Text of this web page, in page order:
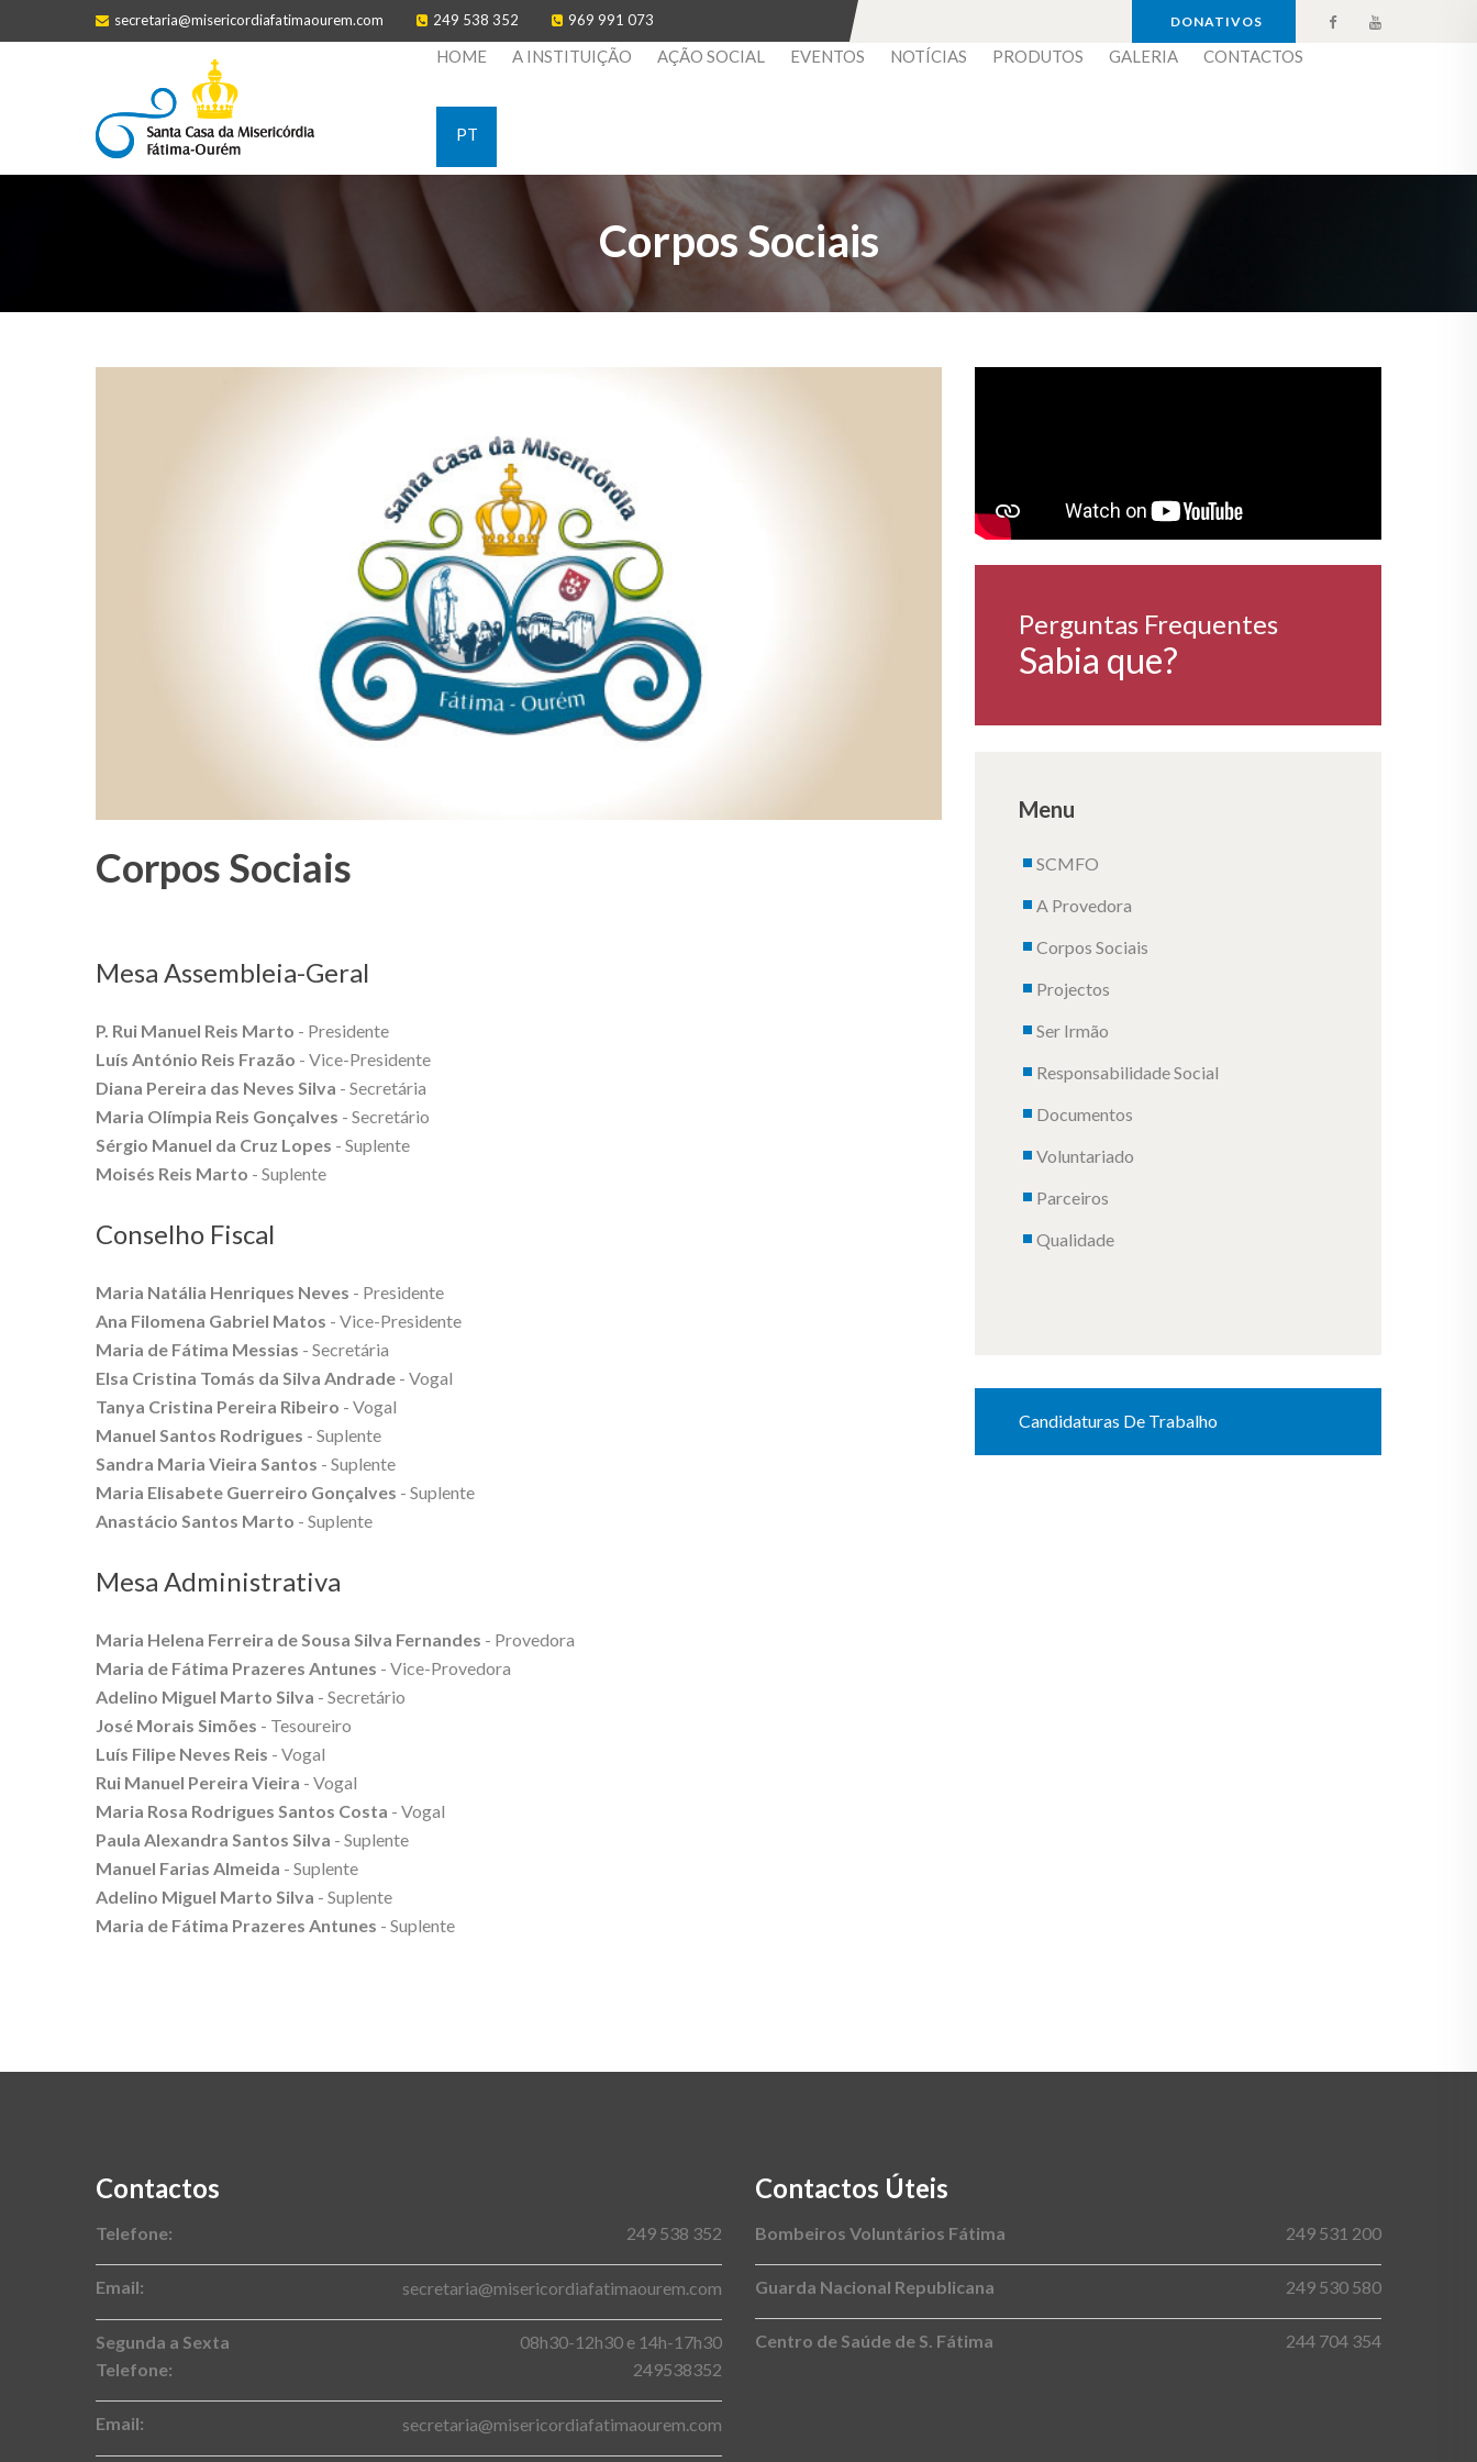
secretaria@misericordiafatimaourem.com 249 538 352 969 991 073 DONATIVOS
HOME A INSTITUIÇÃO AÇÃO SOCIAL EVENTOS NOTÍCIAS PRODUTOS GALERIA CONTACTOS
PT
Corpos Sociais
Corpos Sociais
Mesa Assembleia-Geral
P. Rui Manuel Reis Marto - Presidente
Luís António Reis Frazão - Vice-Presidente
Diana Pereira das Neves Silva - Secretária
Maria Olímpia Reis Gonçalves - Secretário
Sérgio Manuel da Cruz Lopes - Suplente
Moisés Reis Marto - Suplente
Conselho Fiscal
Maria Natália Henriques Neves - Presidente
Ana Filomena Gabriel Matos - Vice-Presidente
Maria de Fátima Messias - Secretária
Elsa Cristina Tomás da Silva Andrade - Vogal
Tanya Cristina Pereira Ribeiro - Vogal
Manuel Santos Rodrigues - Suplente
Sandra Maria Vieira Santos - Suplente
Maria Elisabete Guerreiro Gonçalves - Suplente
Anastácio Santos Marto - Suplente
Mesa Administrativa
Maria Helena Ferreira de Sousa Silva Fernandes - Provedora
Maria de Fátima Prazeres Antunes - Vice-Provedora
Adelino Miguel Marto Silva - Secretário
José Morais Simões - Tesoureiro
Luís Filipe Neves Reis - Vogal
Rui Manuel Pereira Vieira - Vogal
Maria Rosa Rodrigues Santos Costa - Vogal
Paula Alexandra Santos Silva - Suplente
Manuel Farias Almeida - Suplente
Adelino Miguel Marto Silva - Suplente
Maria de Fátima Prazeres Antunes - Suplente
Perguntas Frequentes
Sabia que?
Menu
SCMFO
A Provedora
Corpos Sociais
Projectos
Ser Irmão
Responsabilidade Social
Documentos
Voluntariado
Parceiros
Qualidade
Candidaturas De Trabalho
Contactos
Telefone: 249 538 352
Email: secretaria@misericordiafatimaourem.com
Segunda a Sexta
08h30-12h30 e 14h-17h30
Telefone:
249538352
Email: secretaria@misericordiafatimaourem.com
Contactos Úteis
Bombeiros Voluntários Fátima 249 531 200
Guarda Nacional Republicana 249 530 580
Centro de Saúde de S. Fátima 244 704 354